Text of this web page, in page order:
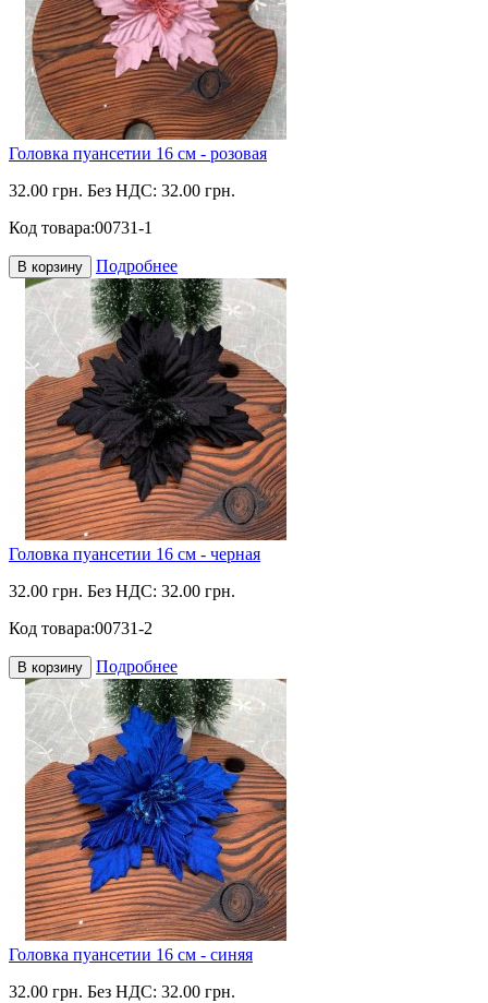
Головка пуансетии 16 см - розовая
32.00 грн. Без НДС: 32.00 грн.
Код товара:00731-1
В корзину Подробнее
Головка пуансетии 16 см - черная
32.00 грн. Без НДС: 32.00 грн.
Код товара:00731-2
В корзину Подробнее
Головка пуансетии 16 см - синяя
32.00 грн. Без НДС: 32.00 грн.